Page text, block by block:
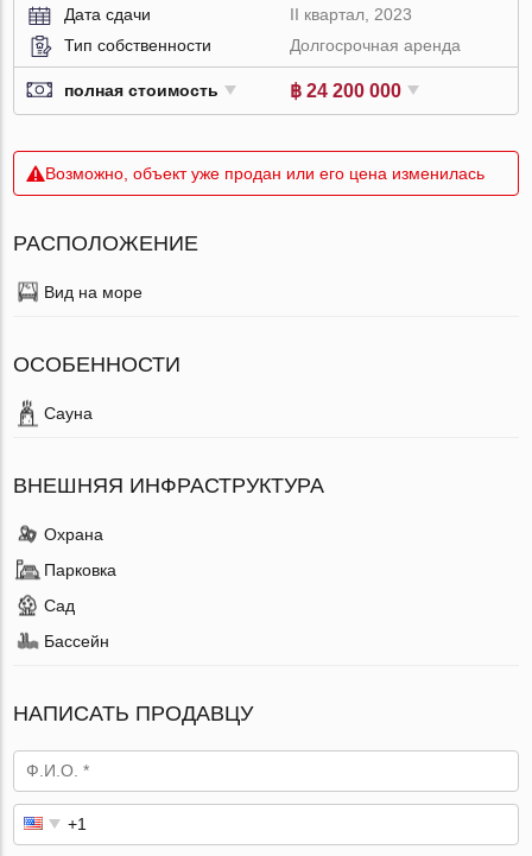
Дата сдачи
II квартал, 2023
Тип собственности
Долгосрочная аренда
полная стоимость ฿ 24 200 000
Возможно, объект уже продан или его цена изменилась
РАСПОЛОЖЕНИЕ
Вид на море
ОСОБЕННОСТИ
Сауна
ВНЕШНЯЯ ИНФРАСТРУКТУРА
Охрана
Парковка
Сад
Бассейн
НАПИСАТЬ ПРОДАВЦУ